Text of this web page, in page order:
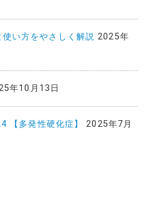
い方をやさしく解説 2025年
年10月13日
【多発性硬化症】
2025年7月